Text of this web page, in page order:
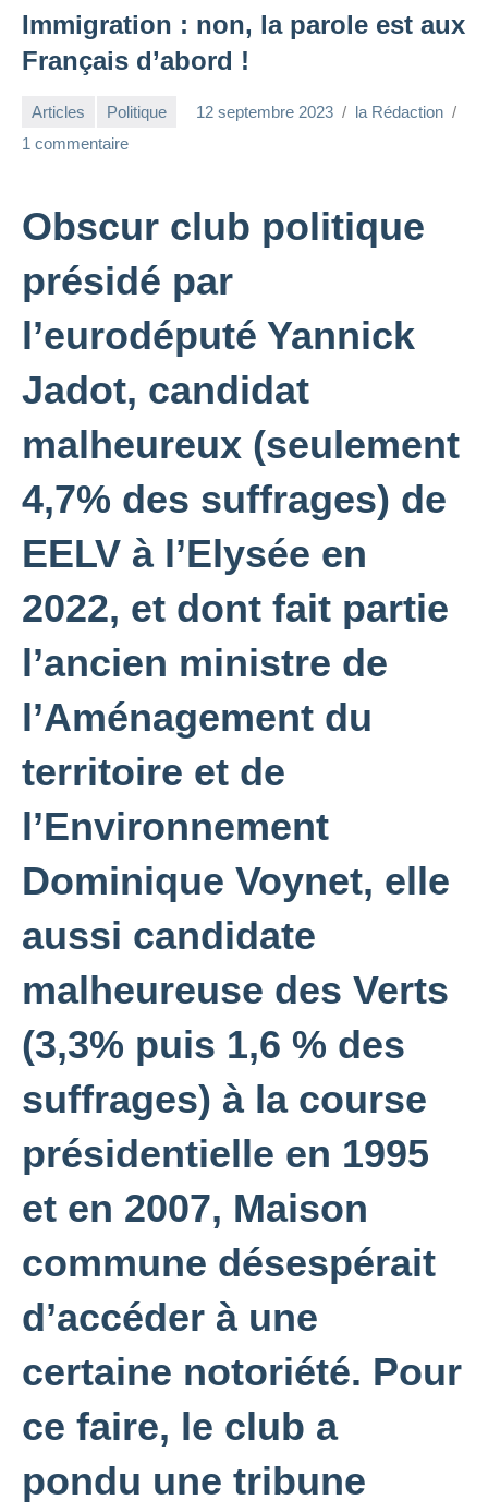
Immigration : non, la parole est aux
Français d’abord !
Articles Politique 12 septembre 2023
la Rédaction
1 commentaire
Obscur club politique
présidé par
l’eurodéputé Yannick
Jadot, candidat
malheureux (seulement
4,7% des suffrages) de
EELV à l’Elysée en
2022, et dont fait partie
l’ancien ministre de
l’Aménagement du
territoire et de
l’Environnement
Dominique Voynet, elle
aussi candidate
malheureuse des Verts
(3,3% puis 1,6 % des
suffrages) à la course
présidentielle en 1995
et en 2007, Maison
commune désespérait
d’accéder à une
certaine notoriété. Pour
ce faire, le club a
pondu une tribune